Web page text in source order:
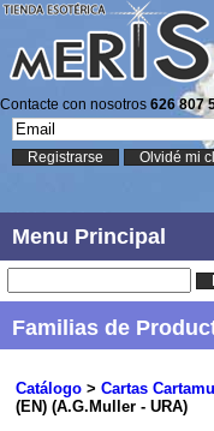
Contacte con nosotros 626 807
Registrarse
Olvidé mi
Menu Principal
Familias de
Catálogo> Cartas
(EN) (A.G.Muller - URA)